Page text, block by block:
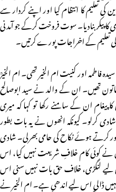
تعلیم کا انتظام کیا اور اپنے کردار سے
کا پیکر بنادیا۔ سوت فروخت کرکے جو آمدنی
تعلیم کے اخراجات پورے کرتیں۔
سیدہ فاطمہ اور کنیت ام الخیر تھی۔ ام الخیرؒ
تھیں۔ ان کے والد نے سید ابوصالح
پیغام ان کے سامنے رکھا تو کہا کہ میری
کرلو۔ کیونکہ انھوں نے یہ بات بطور
کرتے ہوئے نکاح کی حامی بھرلی۔ شادی
نے کوئی کام خلافِ شریعت نہیں کیا، اس
لیے لنگڑی، خلاف حق بات نہیں سنی اس
ڈالی اس لیے اندھی ہے۔ ام الخیر نے